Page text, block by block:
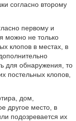
согласно второму
первому и
можно не только
клопов в местах, в
для обнаружения, то
постельных клопов,
дом,
другое место, в
подозревается их